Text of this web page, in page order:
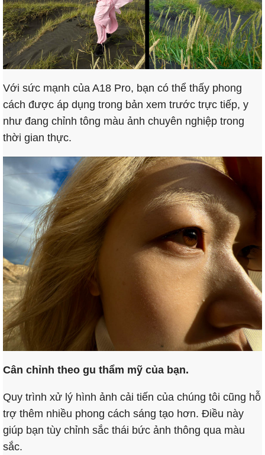
Với sức mạnh của A18 Pro, bạn có thể thấy phong
cách được áp dụng trong bản xem trước trực tiếp, y
như đang chỉnh tông màu ảnh chuyên nghiệp trong
thời gian thực.
Cân chỉnh theo gu thẩm mỹ của bạn.
Quy trình xử lý hình ảnh cải tiến của chúng tôi cũng hỗ
trợ thêm nhiều phong cách sáng tạo hơn. Điều này
giúp bạn tùy chỉnh sắc thái bức ảnh thông qua màu
sắc.